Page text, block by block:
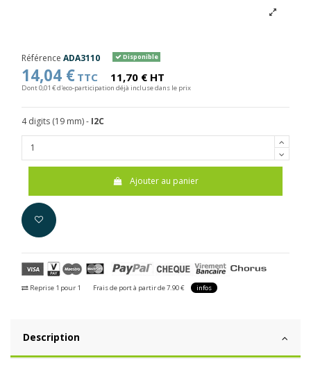
Référence ADA3110 Disponible
14,04 € TTC 11,70 € HT
Dont 0,01 € d'eco-participation déjà incluse dans le prix
4 digits (19 mm) - I2C
Ajouter au panier
Reprise 1 pour 1 Frais de port à partir de 7.90 € infos
Description